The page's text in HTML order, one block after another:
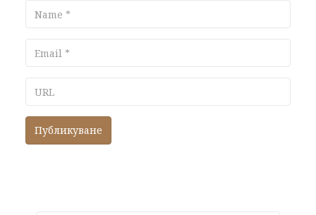
Name
Email
URL